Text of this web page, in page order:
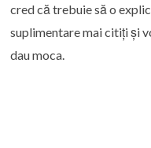
cred că trebuie să o
suplimentare mai citiți și
dau moca.